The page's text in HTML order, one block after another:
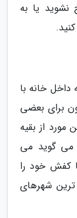
نشوید یا به
خانه با
برای بعضی
مورد از بقیه
می گوید می
کفش خود را
ترین شهرهای